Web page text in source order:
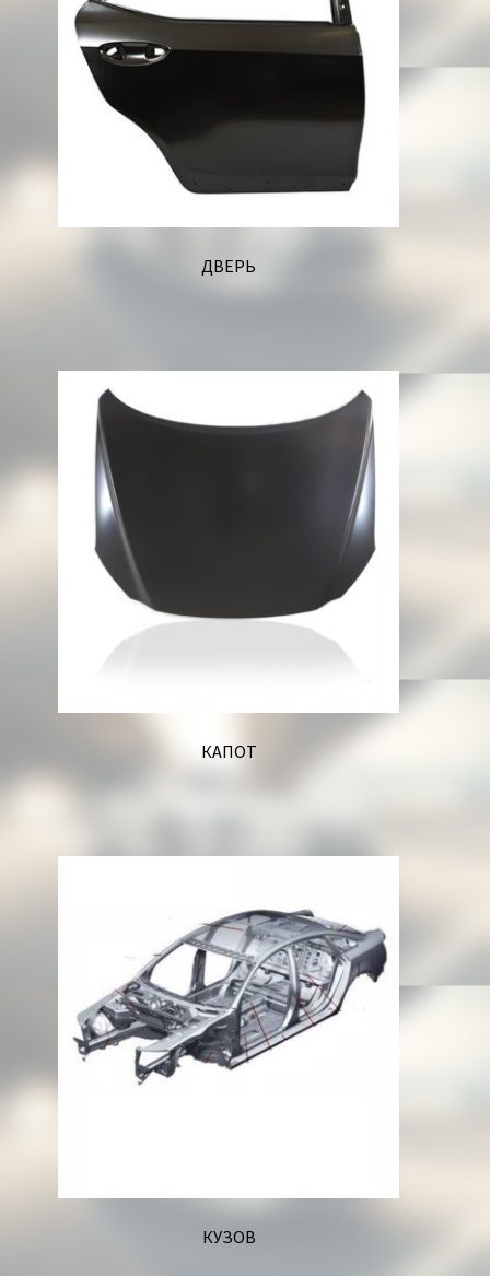
ДВЕРЬ
КАПОТ
КУЗОВ